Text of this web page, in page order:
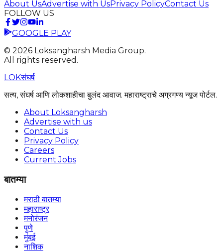
About UsAdvertise with UsPrivacy PolicyContact Us
FOLLOW US
GOOGLE PLAY
© 2026 Loksangharsh Media Group.
All rights reserved.
LOKसंघर्ष
सत्य, संघर्ष आणि लोकशाहीचा बुलंद आवाज. महाराष्ट्राचे अग्रगण्य न्यूज पोर्टल.
About Loksangharsh
Advertise with us
Contact Us
Privacy Policy
Careers
Current Jobs
बातम्या
मराठी बातम्या
महाराष्ट्र
मनोरंजन
पुणे
मुंबई
नाशिक